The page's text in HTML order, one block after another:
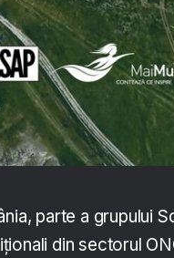
parte a grupului
din sectorul